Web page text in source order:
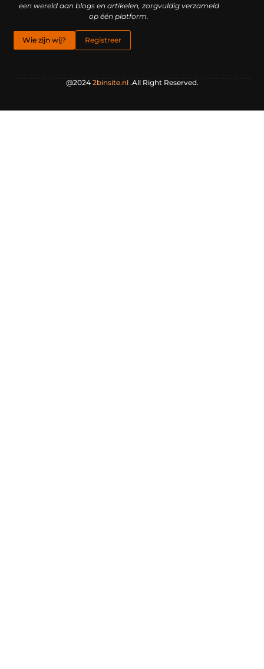
een wereld aan blogs en artikelen, zorgvuldig verzameld
op één platform.
Wie zijn wij? Registreer
@2024 2binsite.nl.All Right Reserved.